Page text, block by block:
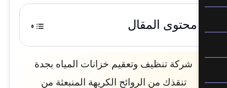
محتوى المقال
شركة تنظيف وتعقيم خزانات المياه بجدة
تنقذك من الروائح الكريهة المنبعثة من